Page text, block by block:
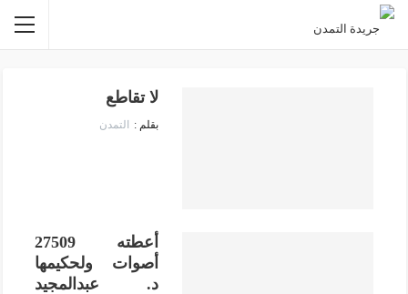
لا تقاطع
التمدن
أعطته 27509
أصوات ولحكيمها
د. عبدالمجيد